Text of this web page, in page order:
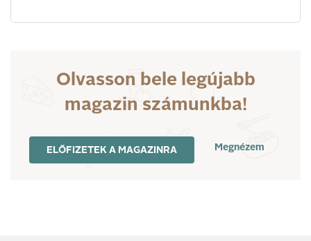
Olvasson bele legújabb
magazin számunkba!
ELŐFIZETEK A MAGAZINRA Megnézem